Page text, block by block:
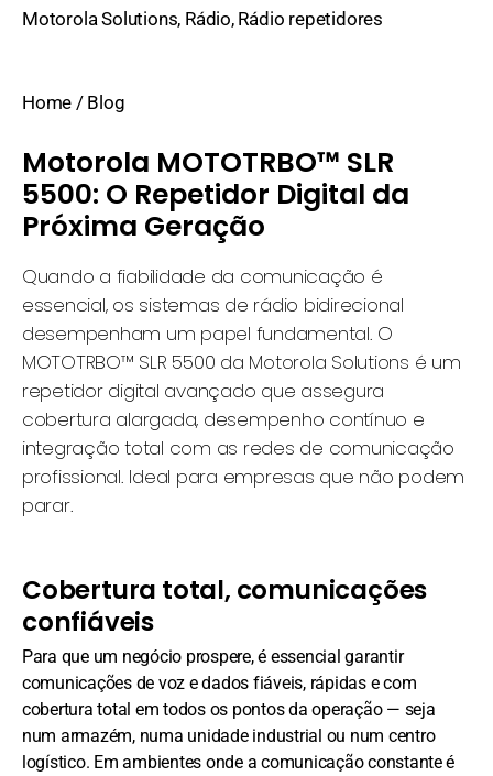
Motorola Solutions, Rádio, Rádio repetidores
Home / Blog
Motorola MOTOTRBO™ SLR
5500: O Repetidor Digital da
Próxima Geração
Quando a fiabilidade da comunicação é
essencial, os sistemas de rádio bidirecional
desempenham um papel fundamental. O
MOTOTRBO™ SLR 5500 da Motorola Solutions é um
repetidor digital avançado que assegura
cobertura alargada, desempenho contínuo e
integração total com as redes de comunicação
profissional. Ideal para empresas que não podem
parar.
Cobertura total, comunicações
confiáveis
Para que um negócio prospere, é essencial garantir
comunicações de voz e dados fiáveis, rápidas e com
cobertura total em todos os pontos da operação — seja
num armazém, numa unidade industrial ou num centro
logístico. Em ambientes onde a comunicação constante é